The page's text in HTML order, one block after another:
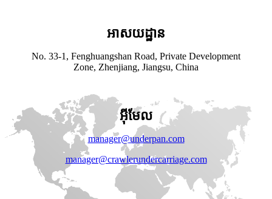
អាសយដ្ឋាន
No. 33-1, Fenghuangshan Road, Private Development
Zone, Zhenjiang, Jiangsu, China
អ៊ីមែល
manager@underpan.com
manager@crawlerundercarriage.com